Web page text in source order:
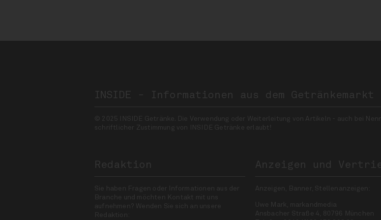
INSIDE - Informationen aus dem Getränkemarkt
© 2025 INSIDE Getränke. Die Verwendung oder Weiterleitung von Artikeln - auch bei
schriftlicher Zustimmung von INSIDE Getränke erlaubt!
Redaktion
Sie haben Fragen oder Informationen aus der
Branche und möchten Kontakt mit uns
aufnehmen? Wenden Sie sich an unsere
Redaktion:
Anzeigen und
Anzeigen, Banner, Stellenanzeigen:
Uwe Mark, markandmedia
Ansbacher Straße 4, 80796 München